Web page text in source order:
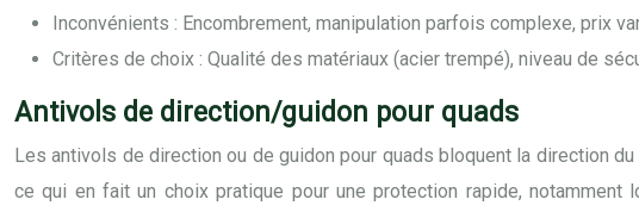
Inconvénients : Encombrement, manipulation parfois complexe, prix
Critères de choix : Qualité des matériaux (acier trempé), niveau de
Antivols de direction/guidon pour quads
Les antivols de direction ou de guidon pour quads bloquent la direction
ce qui en fait un choix pratique pour une protection rapide,